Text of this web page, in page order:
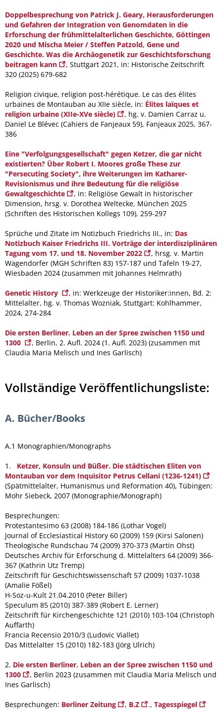
Doppelbesprechung von Patrick J. Geary, Herausforderungen
und Gefahren der Integration von Genomdaten in die
Erforschung der frühmittelalterlichen Geschichte, Göttingen
2020 und Mischa Meier / Steffen Patzold, Gene und
Geschichte. Was die Archäogenetik zur Geschichtsforschung
beitragen kann
, Stuttgart 2021, in: Historische Zeitschrift
320 (2025) 679-682
Religion civique, religion post-hérétique. Le cas des élites
urbaines de Montauban au XIIe siècle, in: Élites laïques et
religion urbaine (XIIe-XVe siècle)
, hg. v. Damien Carraz u.
Daniel Le Blévec (Cahiers de Fanjeaux 59), Fanjeaux 2025, 367-
386
Eine "Verfolgungsgesellschaft" gegen Ketzer, die gar nicht
existierten? Über Robert I. Moores große These zur
"Persecuting Society", ihre Weiterungen im Katharer-
Revisionismus und ihre Bedeutung für die religiöse
Gewaltgeschichte
, in: Religiöse Gewalt in historischer
Dimension, hrsg. v. Dorothea Weltecke, München 2025
(Schriften des Historischen Kollegs 109), 259-297
Sprüche und Zitate im Notizbuch Friedrichs III., in: Das
Notizbuch Kaiser Friedrichs III. Vorträge der interdisziplinären
Tagung vom 17. und 18. November 2022
, hrsg. v. Martin
Wagendorfer (MGH Schriften 83) 157-187 und Tafeln 19-27,
Wiesbaden 2024 (zusammen mit Johannes Helmrath)
Genetic History
, in: Werkzeuge der Historiker:innen, Bd. 2:
Mittelalter, hg. v. Thomas Wozniak, Stuttgart: Kohlhammer,
2024, 274-284
Die ersten Berliner. Leben an der Spree zwischen 1150 und
1300
, Berlin, 2. Aufl. 2024 (1. Aufl. 2023) (zusammen mit
Claudia Maria Melisch und Ines Garlisch)
Vollständige Veröffentlichungsliste:
A. Bücher/Books
A.1 Monographien/Monographs
1. Ketzer, Konsuln und Büßer. Die städtischen Eliten von
Montauban vor dem Inquisitor Petrus Cellani (1236-1241)
(Spätmittelalter, Humanismus und Reformation 40), Tübingen:
Mohr Siebeck, 2007 (Monographie/Monograph)
Besprechungen:
Protestantesimo 63 (2008) 184-186 (Lothar Vogel)
Journal of Ecclesiastical History 60 (2009) 159 (Kirsi Salonen)
Theologische Rundschau 74 (2009) 370-373 (Martin Ohst)
Deutsches Archiv für Erforschung d. Mittelalters 64 (2009) 366-
367 (Kathrin Utz Tremp)
Zeitschrift für Geschichtswissenschaft 57 (2009) 1037-1038
(Amalie Fößel)
H-Soz-u-Kult 21.04.2010 (Peter Biller)
Speculum 85 (2010) 387-389 (Robert E. Lerner)
Zeitschrift für Kirchengeschichte 121 (2010) 103-104 (Christoph
Auffarth)
Francia Recensio 2010/3 (Ludovic Viallet)
Das Mittelalter 15 (2010) 182-183 (Jörg Ulrich)
2. Die ersten Berliner. Leben an der Spree zwischen 1150 und
1300
, Berlin 2023 (zusammen mit Claudia Maria Melisch und
Ines Garlisch)
Besprechungen: Berliner Zeitung , B.Z ., Tagesspiegel